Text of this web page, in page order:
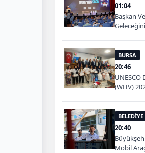
01:04
Başkan
BURSA
20:46
UNESCO
(WHV)
20:40
Mobil